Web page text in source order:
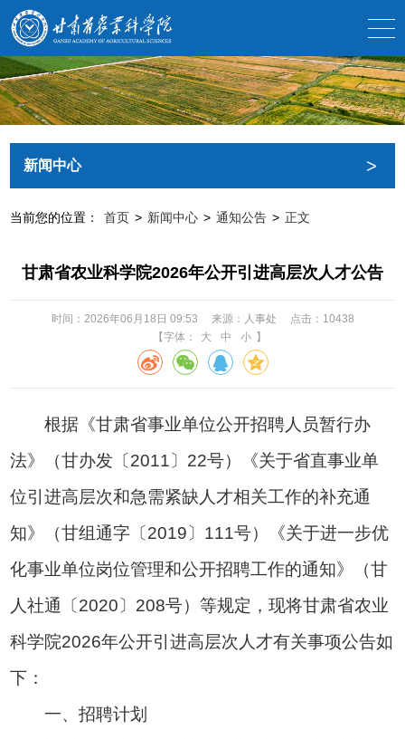
新闻中心 >
当前您的位置： 首页 > 新闻中心 > 通知公告 > 正文
甘肃省农业科学院2026年公开引进高层次人才公告
时间：2026年06月18日 09:53 来源：人事处 点击： 10438
【字体：
大 中 小 】
根据《甘肃省事业单位公开招聘人员暂行办
法》（甘办发〔2011〕22号）《关于省直事业单
位引进高层次和急需紧缺人才相关工作的补充通
知》（甘组通字〔2019〕111号）《关于进一步优
化事业单位岗位管理和公开招聘工作的通知》（甘
人社通〔2020〕208号）等规定，现将甘肃省农业
科学院2026年公开引进高层次人才有关事项公告如
下：
一、招聘计划